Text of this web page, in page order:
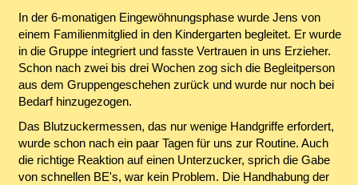
In der 6-monatigen Eingewöhnungsphase wurde Jens von
einem Familienmitglied in den Kindergarten begleitet. Er wurde
in die Gruppe integriert und fasste Vertrauen in uns Erzieher.
Schon nach zwei bis drei Wochen zog sich die Begleitperson
aus dem Gruppengeschehen zurück und wurde nur noch bei
Bedarf hinzugezogen.
Das Blutzuckermessen, das nur wenige Handgriffe erfordert,
wurde schon nach ein paar Tagen für uns zur Routine. Auch
die richtige Reaktion auf einen Unterzucker, sprich die Gabe
von schnellen BE's, war kein Problem. Die Handhabung der